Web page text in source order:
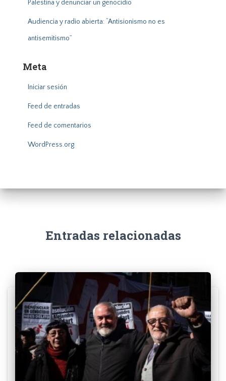
Palestina y denunciar un genocidio
Audiencia y radio abierta: “Antisionismo no es
antisemitismo”
Meta
Iniciar sesión
Feed de entradas
Feed de comentarios
WordPress.org
Entradas relacionadas